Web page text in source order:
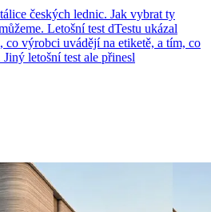
českých lednic. Jak vybrat ty
Letošní test dTestu ukázal
co výrobci uvádějí na etiketě, a tím, co
letošní test ale přinesl